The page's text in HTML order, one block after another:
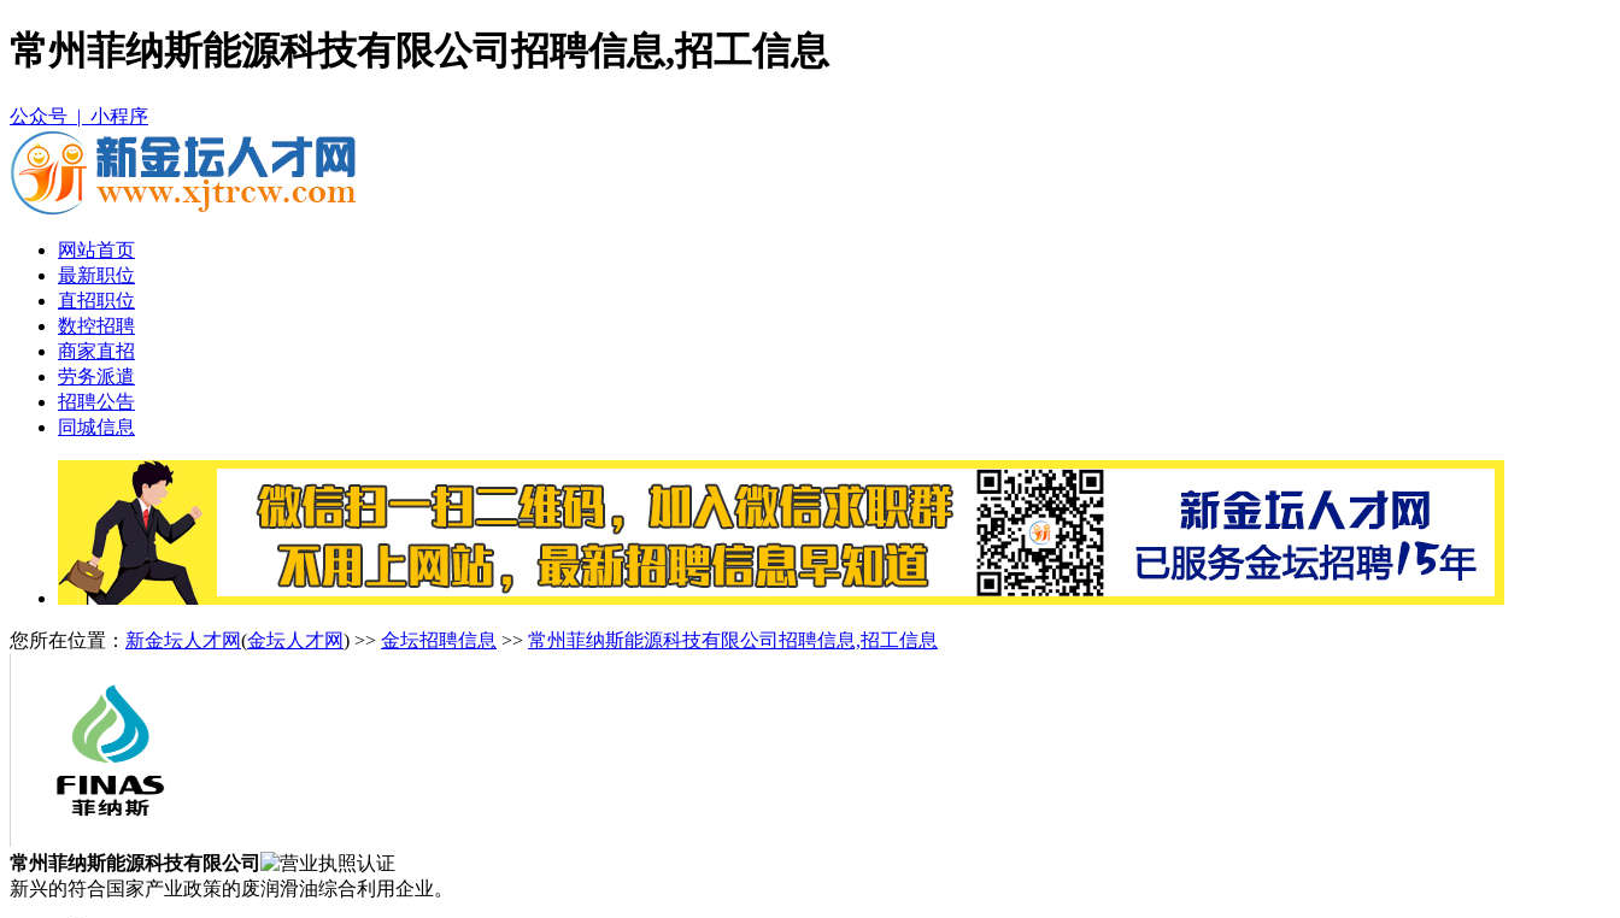
常州菲纳斯能源科技有限公司招聘信息,招工信息
公众号 | 小程序
网站首页
最新职位
直招职位
数控招聘
商家直招
劳务派遣
招聘公告
同城信息
您所在位置： 新金坛人才网(金坛人才网) >> 金坛招聘信息 >> 常州菲纳斯能源科技有限公司招聘信息,招工信息
常州菲纳斯能源科技有限公司
新兴的符合国家产业政策的废润滑油综合利用企业。